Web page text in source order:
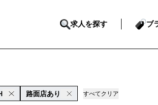
求人を探す ブ
路面店あり すべてクリア